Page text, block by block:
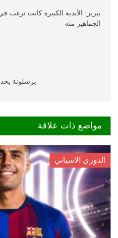
بيريز: الأندية الكبيرة كانت
الجماهير منه
برشلونة
مواضع ذات علاقة
الدوري الاسباني